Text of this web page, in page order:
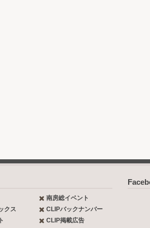
南房総イベント
クス
CLIPバックナンバー
CLIP掲載広告